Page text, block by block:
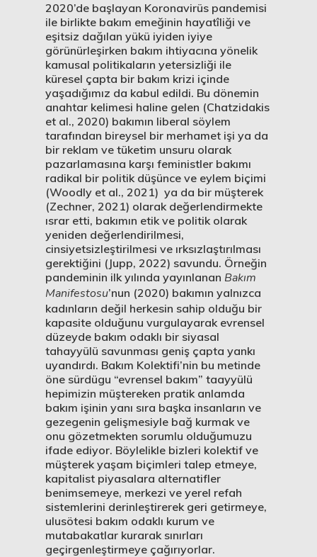
2020’de başlayan Koronavirüs pandemisi
ile birlikte bakım emeğinin hayatîliği ve
eşitsiz dağılan yükü iyiden iyiye
görünürleşirken bakım ihtiyacına yönelik
kamusal politikaların yetersizliği ile
küresel çapta bir bakım krizi içinde
yaşadığımız da kabul edildi. Bu dönemin
anahtar kelimesi haline gelen (Chatzidakis
et al., 2020) bakımın liberal söylem
tarafından bireysel bir merhamet işi ya da
bir reklam ve tüketim unsuru olarak
pazarlamasına karşı feministler bakımı
radikal bir politik düşünce ve eylem biçimi
(Woodly et al., 2021) ya da bir müşterek
(Zechner, 2021) olarak değerlendirmekte
ısrar etti, bakımın etik ve politik olarak
yeniden değerlendirilmesi,
cinsiyetsizleştirilmesi ve ırksızlaştırılması
gerektiğini (Jupp, 2022) savundu. Örneğin
pandeminin ilk yılında yayınlanan Bakım
Manifestosu’nun (2020) bakımın yalnızca
kadınların değil herkesin sahip olduğu bir
kapasite olduğunu vurgulayarak evrensel
düzeyde bakım odaklı bir siyasal
tahayyülü savunması geniş çapta yankı
uyandırdı. Bakım Kolektifi’nin bu metinde
öne sürdügu “evrensel bakım” taayyülü
hepimizin müştereken pratik anlamda
bakım işinin yanı sıra başka insanların ve
gezegenin gelişmesiyle bağ kurmak ve
onu gözetmekten sorumlu olduğumuzu
ifade ediyor. Böylelikle bizleri kolektif ve
müşterek yaşam biçimleri talep etmeye,
kapitalist piyasalara alternatifler
benimsemeye, merkezi ve yerel refah
sistemlerini derinleştirerek geri getirmeye,
ulusötesi bakım odaklı kurum ve
mutabakatlar kurarak sınırları
geçirgenleştirmeye çağırıyorlar.